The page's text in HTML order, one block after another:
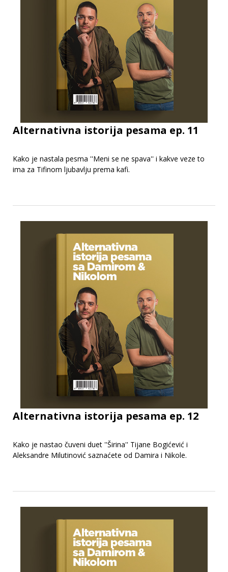
Alternativna istorija pesama ep. 11
Kako je nastala pesma ''Meni se ne spava'' i kakve veze to
ima za Tifinom ljubavlju prema kafi.
Alternativna istorija pesama ep. 12
Kako je nastao čuveni duet ''Širina'' Tijane Bogićević i
Aleksandre Milutinović saznaćete od Damira i Nikole.